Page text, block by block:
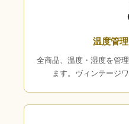
温度管
全商品、温度・湿度を管
ます。ヴィンテージ